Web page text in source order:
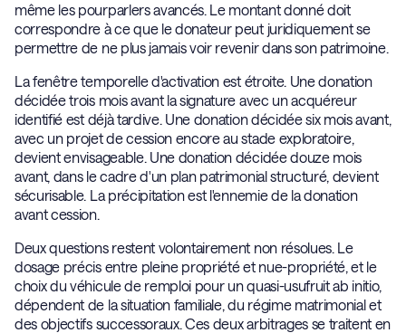
même les pourparlers avancés. Le montant donné doit
correspondre à ce que le donateur peut juridiquement se
permettre de ne plus jamais voir revenir dans son patrimoine.
La fenêtre temporelle d'activation est étroite. Une donation
décidée trois mois avant la signature avec un acquéreur
identifié est déjà tardive. Une donation décidée six mois avant,
avec un projet de cession encore au stade exploratoire,
devient envisageable. Une donation décidée douze mois
avant, dans le cadre d'un plan patrimonial structuré, devient
sécurisable. La précipitation est l'ennemie de la donation
avant cession.
Deux questions restent volontairement non résolues. Le
dosage précis entre pleine propriété et nue-propriété, et le
choix du véhicule de remploi pour un quasi-usufruit ab initio,
dépendent de la situation familiale, du régime matrimonial et
des objectifs successoraux. Ces deux arbitrages se traitent en